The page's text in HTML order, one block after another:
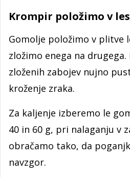
Krompir položimo v
Gomolje položimo v plitve
zložimo enega na
zloženih zabojev nujno
kroženje zraka.
Za kaljenje izberemo le
40 in 60 g, pri nalaganju v
obračamo tako, da
navzgor.